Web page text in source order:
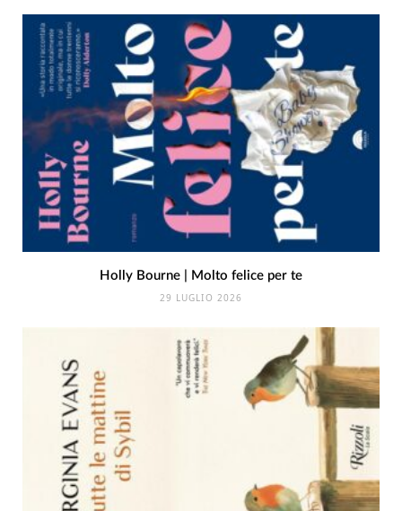
Holly Bourne | Molto felice per te
29 LUGLIO 2026